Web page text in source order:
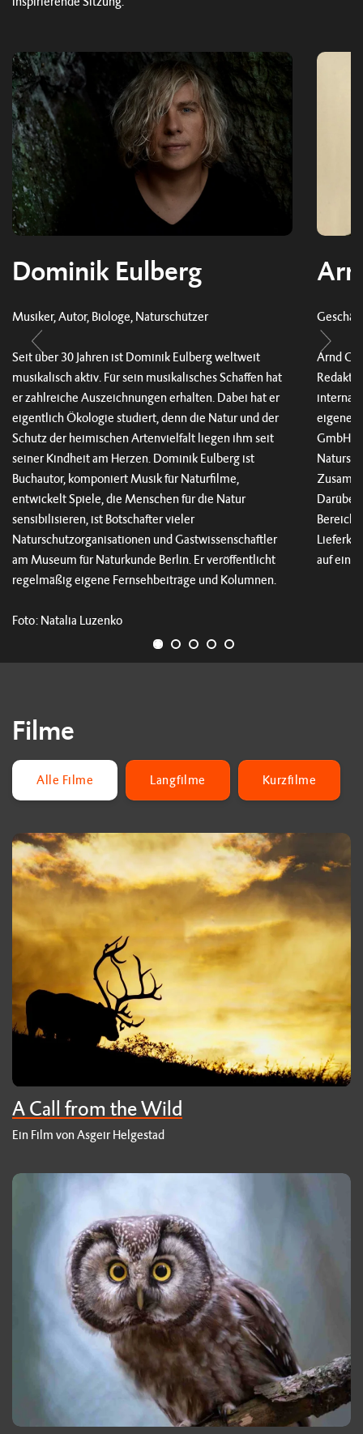
Dominik Eulberg
Musiker, Autor, Biologe, Naturschützer
Seit über 30 Jahren ist Dominik Eulberg weltweit
musikalisch aktiv. Für sein musikalisches Schaffen hat
er zahlreiche Auszeichnungen erhalten. Dabei hat er
eigentlich Ökologie studiert, denn die Natur und der
Schutz der heimischen Artenvielfalt liegen ihm seit
seiner Kindheit am Herzen. Dominik Eulberg ist
Buchautor, komponiert Musik für Naturfilme,
entwickelt Spiele, die Menschen für die Natur
sensibilisieren, ist Botschafter vieler
Naturschutzorganisationen und Gastwissenschaftler
am Museum für Naturkunde Berlin. Er veröffentlicht
regelmäßig eigene Fernsehbeiträge und Kolumnen.
Foto: Natalia Luzenko
Arnd
eigenes
GmbH,
Darüber
auf
Filme
Alle Filme Langfilme Kurzfilme
A Call from the Wild
Ein Film von Asgeir Helgestad